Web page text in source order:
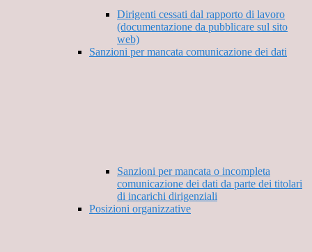
Dirigenti cessati dal rapporto di lavoro
(documentazione da pubblicare sul sito
web)
Sanzioni per mancata comunicazione dei dati
Sanzioni per mancata o incompleta
comunicazione dei dati da parte dei titolari
di incarichi dirigenziali
Posizioni organizzative